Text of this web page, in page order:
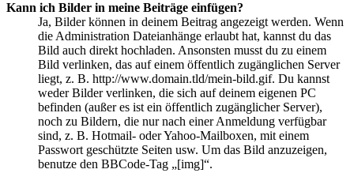
Kann ich Bilder in meine Beiträge einfügen?
Ja, Bilder können in deinem Beitrag angezeigt werden. Wenn
die Administration Dateianhänge erlaubt hat, kannst du das
Bild auch direkt hochladen. Ansonsten musst du zu einem
Bild verlinken, das auf einem öffentlich zugänglichen Server
liegt, z. B. http://www.domain.tld/mein-bild.gif. Du kannst
weder Bilder verlinken, die sich auf deinem eigenen PC
befinden (außer es ist ein öffentlich zugänglicher Server),
noch zu Bildern, die nur nach einer Anmeldung verfügbar
sind, z. B. Hotmail- oder Yahoo-Mailboxen, mit einem
Passwort geschützte Seiten usw. Um das Bild anzuzeigen,
benutze den BBCode-Tag „[img]“.